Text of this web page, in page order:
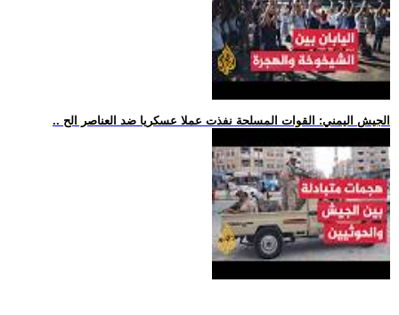
.. الجيش اليمني: القوات المسلحة نفذت عملا عسكريا ضد العناصر الح